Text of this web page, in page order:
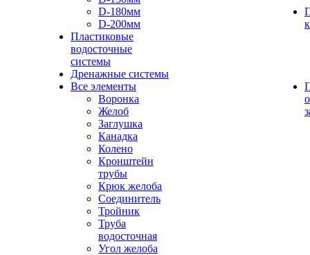
D-180мм
D-200мм
Пластиковые
водосточные
системы
Дренажные системы
Все элементы
Воронка
Желоб
Заглушка
Канадка
Колено
Кронштейн
трубы
Крюк желоба
Соединитель
Тройник
Труба
водосточная
Угол желоба